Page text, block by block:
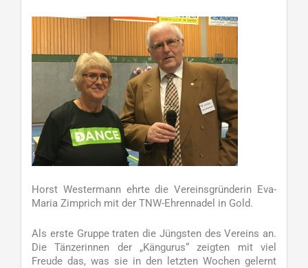
Horst Westermann ehrte die Vereinsgründerin Eva-
Maria Zimprich mit der TNW-Ehrennadel in Gold.
Als erste Gruppe traten die Jüngsten des Vereins an.
Die Tänzerinnen der „Kängurus“ zeigten mit viel
Freude das, was sie in den letzten Wochen gelernt